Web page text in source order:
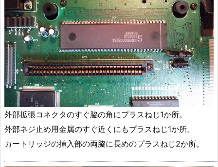
外部拡張コネクタのすぐ脇の角にプラスねじ1か所。
外部ネジ止め用金属のすぐ近くにもプラスねじ1か所。
カートリッジの挿入部の両脇に長めのプラスねじ2か所。